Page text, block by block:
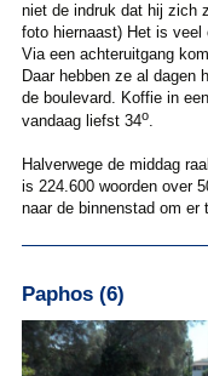
niet de indruk dat hij zich
foto hiernaast) Het is veel
Via een achteruitgang
Daar hebben ze al dagen
de boulevard. Koffie in
vandaag liefst 34o.
Halverwege de middag
is 224.600 woorden over
naar de binnenstad om er
Paphos (6)